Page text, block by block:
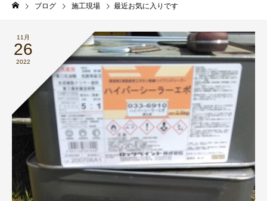
ブログ 施工現場 最近お気に入りです
11月
26
2022